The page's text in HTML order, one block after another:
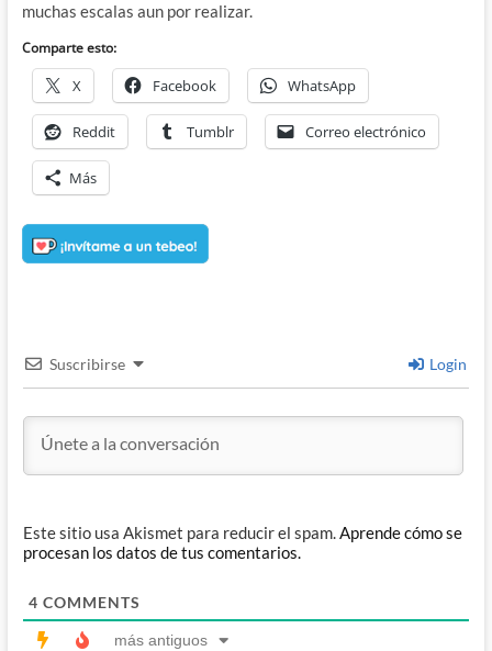
muchas escalas aun por realizar.
Comparte esto:
X Facebook WhatsApp
Reddit Tumblr Correo electrónico
Más
Suscribirse Login
Este sitio usa Akismet para reducir el spam.Aprende cómo se
procesan los datos de tus comentarios.
4 COMMENTS
más antiguos